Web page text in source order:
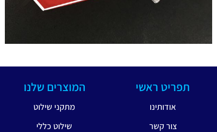
תפריט ראשי
אודותינו
צור קשר
המוצרים שלנו
מתקני שילוט
שילוט כללי